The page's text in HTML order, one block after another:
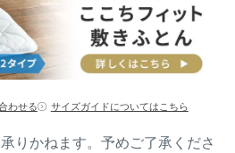
わせる サイズガイドについてはこちら
りかねます。予めご了承くださ